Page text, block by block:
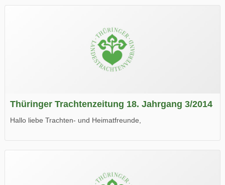
Thüringer Trachtenzeitung 18. Jahrgang 3/2014
Hallo liebe Trachten- und Heimatfreunde,
Wir wünschen Euch viel Spaß beim Lesen.